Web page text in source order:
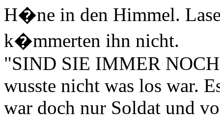
H�ne in den Himmel.
k�mmerten ihn nicht.
"SIND SIE IMMER
wusste nicht was los war.
war doch nur Soldat und